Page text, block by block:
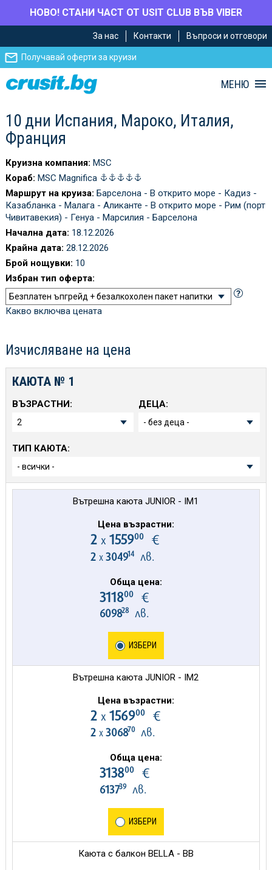
НОВО! СТАНИ ЧАСТ ОТ USIT CLUB ВЪВ VIBER
главното
съдържание
Навигацията
За нас Контакти Въпроси и отговори
Получавай оферти за круизи
МЕНЮ
10 дни Испания, Мароко, Италия,
Франция
Круизна компания: MSC
Кораб: MSC Magnifica
Маршрут на круиза: Барселона - В открито море - Кадиз -
Казабланка - Малага - Аликанте - В открито море - Рим (порт
Чивитавекия) - Генуа - Марсилия - Барселона
Начална дата: 18.12.2026
Крайна дата: 28.12.2026
Брой нощувки: 10
Избран тип оферта:
Какво включва цената
Изчисляване на цена
КАЮТА № 1
ВЪЗРАСТНИ: ДЕЦА:
ТИП КАЮТА:
Вътрешна каюта JUNIOR - IM1
Цена възрастни:
2 х 155900€
2 х 304914лв.
Обща цена:
311800€
609828лв.
ИЗБЕРИ
Вътрешна каюта JUNIOR - IM2
Цена възрастни:
2 х 156900€
2 х 306870лв.
Обща цена:
313800€
613739лв.
ИЗБЕРИ
Каюта с балкон BELLA - BB